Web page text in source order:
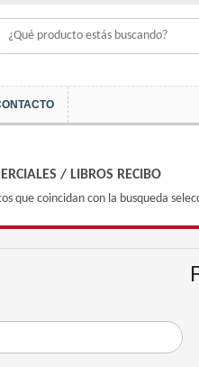
/ LIBROS RECIBO
que coincidan con la busqueda